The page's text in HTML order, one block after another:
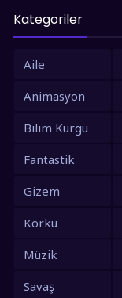
1991
Kategoriler
Aile
Animasyon
Bilim Kurgu
Fantastik
Gizem
Korku
Müzik
Savaş